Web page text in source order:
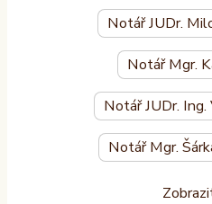
Notář JUDr.
Notář Mgr.
Notář JUDr. Ing.
Notář Mgr.